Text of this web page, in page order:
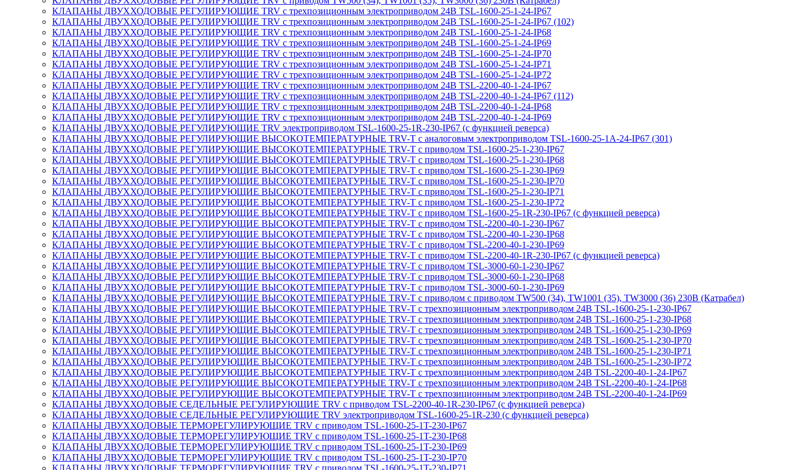
КЛАПАНЫ ДВУХХОДОВЫЕ РЕГУЛИРУЮЩИЕ TRV с трехпозиционным электроприводом 24В TSL-1600-25-1-24-IP67
КЛАПАНЫ ДВУХХОДОВЫЕ РЕГУЛИРУЮЩИЕ TRV с трехпозиционным электроприводом 24В TSL-1600-25-1-24-IP67 (102)
КЛАПАНЫ ДВУХХОДОВЫЕ РЕГУЛИРУЮЩИЕ TRV с трехпозиционным электроприводом 24В TSL-1600-25-1-24-IP68
КЛАПАНЫ ДВУХХОДОВЫЕ РЕГУЛИРУЮЩИЕ TRV с трехпозиционным электроприводом 24В TSL-1600-25-1-24-IP69
КЛАПАНЫ ДВУХХОДОВЫЕ РЕГУЛИРУЮЩИЕ TRV с трехпозиционным электроприводом 24В TSL-1600-25-1-24-IP70
КЛАПАНЫ ДВУХХОДОВЫЕ РЕГУЛИРУЮЩИЕ TRV с трехпозиционным электроприводом 24В TSL-1600-25-1-24-IP71
КЛАПАНЫ ДВУХХОДОВЫЕ РЕГУЛИРУЮЩИЕ TRV с трехпозиционным электроприводом 24В TSL-1600-25-1-24-IP72
КЛАПАНЫ ДВУХХОДОВЫЕ РЕГУЛИРУЮЩИЕ TRV с трехпозиционным электроприводом 24В TSL-2200-40-1-24-IP67
КЛАПАНЫ ДВУХХОДОВЫЕ РЕГУЛИРУЮЩИЕ TRV с трехпозиционным электроприводом 24В TSL-2200-40-1-24-IP67 (112)
КЛАПАНЫ ДВУХХОДОВЫЕ РЕГУЛИРУЮЩИЕ TRV с трехпозиционным электроприводом 24В TSL-2200-40-1-24-IP68
КЛАПАНЫ ДВУХХОДОВЫЕ РЕГУЛИРУЮЩИЕ TRV с трехпозиционным электроприводом 24В TSL-2200-40-1-24-IP69
КЛАПАНЫ ДВУХХОДОВЫЕ РЕГУЛИРУЮЩИЕ TRV электроприводом TSL-1600-25-1R-230-IP67 (с функцией реверса)
КЛАПАНЫ ДВУХХОДОВЫЕ РЕГУЛИРУЮЩИЕ ВЫСОКОТЕМПЕРАТУРНЫЕ TRV-T с аналоговым электроприводом TSL-1600-25-1А-24-IP67 (301)
КЛАПАНЫ ДВУХХОДОВЫЕ РЕГУЛИРУЮЩИЕ ВЫСОКОТЕМПЕРАТУРНЫЕ TRV-T с приводом TSL-1600-25-1-230-IP67
КЛАПАНЫ ДВУХХОДОВЫЕ РЕГУЛИРУЮЩИЕ ВЫСОКОТЕМПЕРАТУРНЫЕ TRV-T с приводом TSL-1600-25-1-230-IP68
КЛАПАНЫ ДВУХХОДОВЫЕ РЕГУЛИРУЮЩИЕ ВЫСОКОТЕМПЕРАТУРНЫЕ TRV-T с приводом TSL-1600-25-1-230-IP69
КЛАПАНЫ ДВУХХОДОВЫЕ РЕГУЛИРУЮЩИЕ ВЫСОКОТЕМПЕРАТУРНЫЕ TRV-T с приводом TSL-1600-25-1-230-IP70
КЛАПАНЫ ДВУХХОДОВЫЕ РЕГУЛИРУЮЩИЕ ВЫСОКОТЕМПЕРАТУРНЫЕ TRV-T с приводом TSL-1600-25-1-230-IP71
КЛАПАНЫ ДВУХХОДОВЫЕ РЕГУЛИРУЮЩИЕ ВЫСОКОТЕМПЕРАТУРНЫЕ TRV-T с приводом TSL-1600-25-1-230-IP72
КЛАПАНЫ ДВУХХОДОВЫЕ РЕГУЛИРУЮЩИЕ ВЫСОКОТЕМПЕРАТУРНЫЕ TRV-T с приводом TSL-1600-25-1R-230-IP67 (с функцией реверса)
КЛАПАНЫ ДВУХХОДОВЫЕ РЕГУЛИРУЮЩИЕ ВЫСОКОТЕМПЕРАТУРНЫЕ TRV-T с приводом TSL-2200-40-1-230-IP67
КЛАПАНЫ ДВУХХОДОВЫЕ РЕГУЛИРУЮЩИЕ ВЫСОКОТЕМПЕРАТУРНЫЕ TRV-T с приводом TSL-2200-40-1-230-IP68
КЛАПАНЫ ДВУХХОДОВЫЕ РЕГУЛИРУЮЩИЕ ВЫСОКОТЕМПЕРАТУРНЫЕ TRV-T с приводом TSL-2200-40-1-230-IP69
КЛАПАНЫ ДВУХХОДОВЫЕ РЕГУЛИРУЮЩИЕ ВЫСОКОТЕМПЕРАТУРНЫЕ TRV-T с приводом TSL-2200-40-1R-230-IP67 (с функцией реверса)
КЛАПАНЫ ДВУХХОДОВЫЕ РЕГУЛИРУЮЩИЕ ВЫСОКОТЕМПЕРАТУРНЫЕ TRV-T с приводом TSL-3000-60-1-230-IP67
КЛАПАНЫ ДВУХХОДОВЫЕ РЕГУЛИРУЮЩИЕ ВЫСОКОТЕМПЕРАТУРНЫЕ TRV-T с приводом TSL-3000-60-1-230-IP68
КЛАПАНЫ ДВУХХОДОВЫЕ РЕГУЛИРУЮЩИЕ ВЫСОКОТЕМПЕРАТУРНЫЕ TRV-T с приводом TSL-3000-60-1-230-IP69
КЛАПАНЫ ДВУХХОДОВЫЕ РЕГУЛИРУЮЩИЕ ВЫСОКОТЕМПЕРАТУРНЫЕ TRV-T с приводом с приводом TW500 (34), TW1001 (35), TW3000 (36) 230В (Катрабел)
КЛАПАНЫ ДВУХХОДОВЫЕ РЕГУЛИРУЮЩИЕ ВЫСОКОТЕМПЕРАТУРНЫЕ TRV-T с трехпозиционным электроприводом 24В TSL-1600-25-1-230-IP67
КЛАПАНЫ ДВУХХОДОВЫЕ РЕГУЛИРУЮЩИЕ ВЫСОКОТЕМПЕРАТУРНЫЕ TRV-T с трехпозиционным электроприводом 24В TSL-1600-25-1-230-IP68
КЛАПАНЫ ДВУХХОДОВЫЕ РЕГУЛИРУЮЩИЕ ВЫСОКОТЕМПЕРАТУРНЫЕ TRV-T с трехпозиционным электроприводом 24В TSL-1600-25-1-230-IP69
КЛАПАНЫ ДВУХХОДОВЫЕ РЕГУЛИРУЮЩИЕ ВЫСОКОТЕМПЕРАТУРНЫЕ TRV-T с трехпозиционным электроприводом 24В TSL-1600-25-1-230-IP70
КЛАПАНЫ ДВУХХОДОВЫЕ РЕГУЛИРУЮЩИЕ ВЫСОКОТЕМПЕРАТУРНЫЕ TRV-T с трехпозиционным электроприводом 24В TSL-1600-25-1-230-IP71
КЛАПАНЫ ДВУХХОДОВЫЕ РЕГУЛИРУЮЩИЕ ВЫСОКОТЕМПЕРАТУРНЫЕ TRV-T с трехпозиционным электроприводом 24В TSL-1600-25-1-230-IP72
КЛАПАНЫ ДВУХХОДОВЫЕ РЕГУЛИРУЮЩИЕ ВЫСОКОТЕМПЕРАТУРНЫЕ TRV-T с трехпозиционным электроприводом 24В TSL-2200-40-1-24-IP67
КЛАПАНЫ ДВУХХОДОВЫЕ РЕГУЛИРУЮЩИЕ ВЫСОКОТЕМПЕРАТУРНЫЕ TRV-T с трехпозиционным электроприводом 24В TSL-2200-40-1-24-IP68
КЛАПАНЫ ДВУХХОДОВЫЕ РЕГУЛИРУЮЩИЕ ВЫСОКОТЕМПЕРАТУРНЫЕ TRV-T с трехпозиционным электроприводом 24В TSL-2200-40-1-24-IP69
КЛАПАНЫ ДВУХХОДОВЫЕ СЕДЕЛЬНЫЕ РЕГУЛИРУЮЩИЕ TRV с приводом TSL-2200-40-1R-230-IP67 (с функцией реверса)
КЛАПАНЫ ДВУХХОДОВЫЕ СЕДЕЛЬНЫЕ РЕГУЛИРУЮЩИЕ TRV электроприводом TSL-1600-25-1R-230 (с функцией реверса)
КЛАПАНЫ ДВУХХОДОВЫЕ ТЕРМОРЕГУЛИРУЮЩИЕ TRV с приводом TSL-1600-25-1T-230-IP67
КЛАПАНЫ ДВУХХОДОВЫЕ ТЕРМОРЕГУЛИРУЮЩИЕ TRV с приводом TSL-1600-25-1T-230-IP68
КЛАПАНЫ ДВУХХОДОВЫЕ ТЕРМОРЕГУЛИРУЮЩИЕ TRV с приводом TSL-1600-25-1T-230-IP69
КЛАПАНЫ ДВУХХОДОВЫЕ ТЕРМОРЕГУЛИРУЮЩИЕ TRV с приводом TSL-1600-25-1T-230-IP70
КЛАПАНЫ ДВУХХОДОВЫЕ ТЕРМОРЕГУЛИРУЮЩИЕ TRV с приводом TSL-1600-25-1T-230-IP71